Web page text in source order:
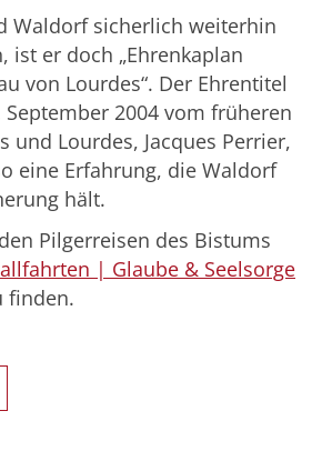
Waldorf sicherlich weiterhin
ist er doch „Ehrenkaplan
von Lourdes“. Der Ehrentitel
2004 vom früheren
und Lourdes, Jacques Perrier,
eine Erfahrung, die Waldorf
hält.
Pilgerreisen des Bistums
| Glaube & Seelsorge
finden.